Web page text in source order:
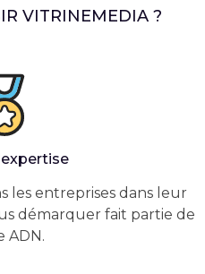
VITRINEMEDIA ?
les entreprises dans leur
démarquer fait partie de
ADN.